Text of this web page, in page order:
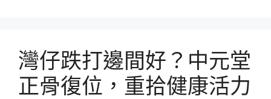
灣仔跌打邊間好？中元堂
正骨復位，重拾健康活力